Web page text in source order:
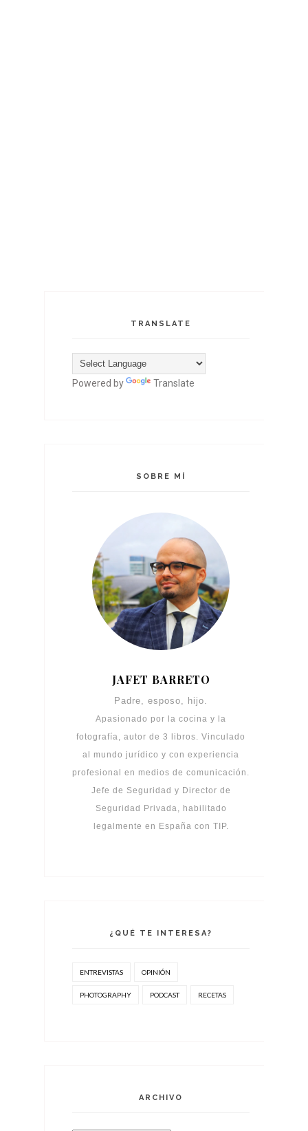
TRANSLATE
Powered by Translate
SOBRE MÍ
JAFET BARRETO
Padre, esposo, hijo.
Apasionado por la cocina y la
fotografía, autor de 3 libros. Vinculado
al mundo jurídico y con experiencia
profesional en medios de comunicación.
Jefe de Seguridad y Director de
Seguridad Privada, habilitado
legalmente en España con TIP.
¿QUÉ TE INTERESA?
ENTREVISTAS OPINIÓN
PHOTOGRAPHY PODCAST RECETAS
ARCHIVO